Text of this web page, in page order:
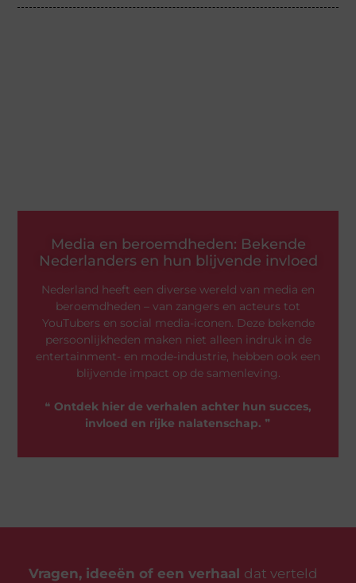
Media en beroemdheden: Bekende
Nederlanders en hun blijvende invloed
Nederland heeft een diverse wereld van media en
beroemdheden – van zangers en acteurs tot
YouTubers en social media-iconen. Deze bekende
persoonlijkheden maken niet alleen indruk in de
entertainment- en mode-industrie, hebben ook een
blijvende impact op de samenleving.
❝ Ontdek hier de verhalen achter hun succes,
invloed en rijke nalatenschap. ❞
Vragen, ideeën of een verhaal dat verteld